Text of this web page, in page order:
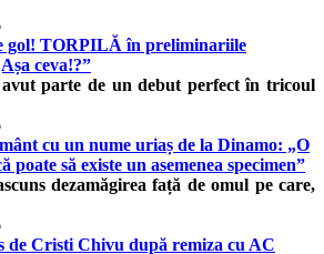
gol! TORPILĂ în preliminariile
ceva!?”
parte de un debut perfect în tricoul
cu un nume uriaș de la Dinamo: „O
poate să existe un asemenea specimen”
dezamăgirea față de omul pe care,
de Cristi Chivu după remiza cu AC